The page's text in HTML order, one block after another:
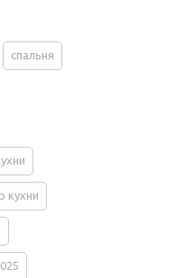
спальня
кухни